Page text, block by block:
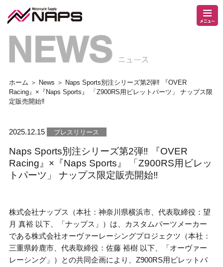
ホーム ＞ News ＞ Naps Sports別注シリーズ第2弾‼ 『OVER
Racing』×『Naps Sports』 「Z900RS用ビレットパーツ」 ナップス限
定販売開始‼
2025.12.15 プレスリリース
Naps Sports別注シリーズ第2弾‼ 『OVER
Racing』×『Naps Sports』 「Z900RS用ビレッ
トパーツ」 ナップス限定販売開始‼
株式会社ナップス（本社：神奈川県横浜市、代表取締役：望
月 真裕 以下、「ナップス」）は、カスタムパーツメーカー
である株式会社オーヴァーレーシングプロジェクツ（本社：
三重県鈴鹿市、代表取締役：佐藤 裕樹 以下、「オーヴァー
レーシング」）との共同企画により、Z900RS用ビレットパ